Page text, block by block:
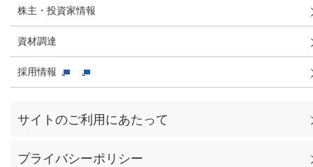
株主・投資家情報
資材調達
採用情報
サイトのご利用にあたって
プライバシーポリシー